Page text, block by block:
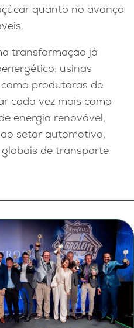
quanto no avanço
transformação já
usinas
produtoras de
cada vez mais como
energia renovável,
setor automotivo,
de transporte